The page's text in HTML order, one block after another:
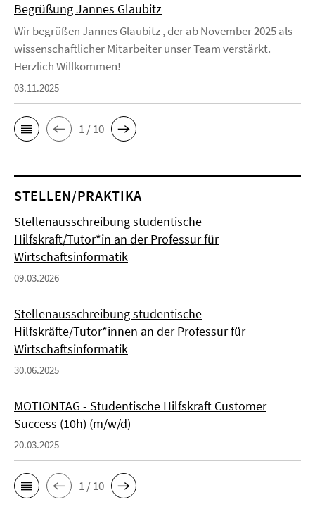
Begrüßung Jannes Glaubitz
Wir begrüßen Jannes Glaubitz , der ab November 2025 als
wissenschaftlicher Mitarbeiter unser Team verstärkt.
Herzlich Willkommen!
03.11.2025
1 / 10
STELLEN/PRAKTIKA
Stellenausschreibung studentische
Hilfskraft/Tutor*in an der Professur für
Wirtschaftsinformatik
09.03.2026
Stellenausschreibung studentische
Hilfskräfte/Tutor*innen an der Professur für
Wirtschaftsinformatik
30.06.2025
MOTIONTAG - Studentische Hilfskraft Customer
Success (10h) (m/w/d)
20.03.2025
1 / 10